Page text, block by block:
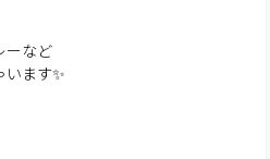
ーなど
ます✨